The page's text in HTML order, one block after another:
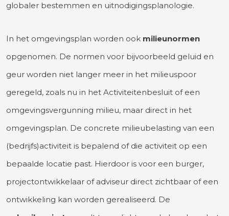
globaler bestemmen en uitnodigingsplanologie.
In het omgevingsplan worden ook milieunormen
opgenomen. De normen voor bijvoorbeeld geluid en
geur worden niet langer meer in het milieuspoor
geregeld, zoals nu in het Activiteitenbesluit of een
omgevingsvergunning milieu, maar direct in het
omgevingsplan. De concrete milieubelasting van een
(bedrijfs)activiteit is bepalend of die activiteit op een
bepaalde locatie past. Hierdoor is voor een burger,
projectontwikkelaar of adviseur direct zichtbaar of een
ontwikkeling kan worden gerealiseerd. De